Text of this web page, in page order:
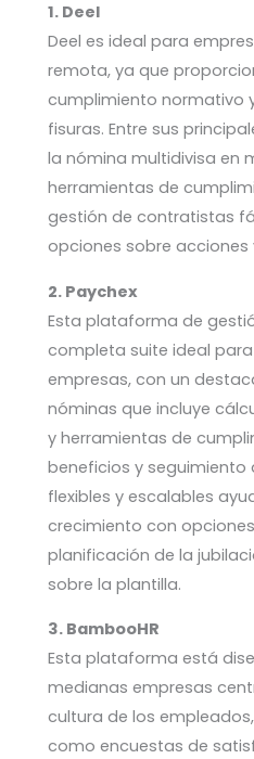
1. Deel
Deel es ideal para
remota, ya que
cumplimiento normativo
fisuras. Entre sus
la nómina multidivisa en
herramientas de
gestión de contratistas
opciones sobre
2. Paychex
Esta plataforma de
completa suite ideal
empresas, con un
nóminas que incluye
y herramientas de
beneficios y seguimiento
flexibles y escalables
crecimiento con
planificación de la
sobre la plantilla.
3. BambooHR
Esta plataforma está
medianas empresas
cultura de los
como encuestas de